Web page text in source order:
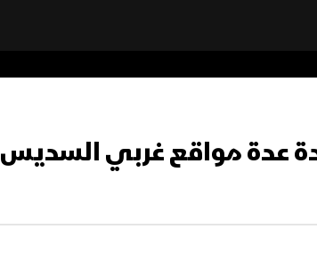
عدة مواقع غربي السديس